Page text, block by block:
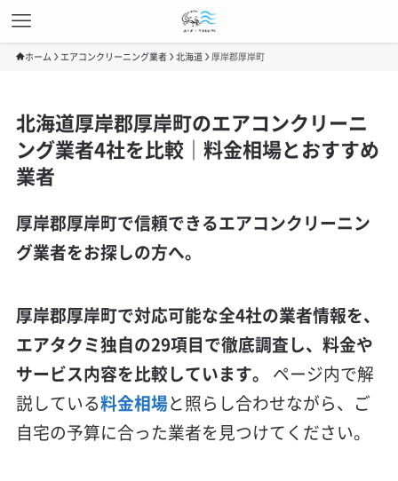
ホーム エアコンクリーニング業者 北海道 厚岸郡厚岸町
北海道厚岸郡厚岸町のエアコンクリーニ
ング業者4社を比較｜料金相場とおすすめ
業者
厚岸郡厚岸町で信頼できるエアコンクリーニン
グ業者をお探しの方へ。
厚岸郡厚岸町で対応可能な全4社の業者情報を、
エアタクミ独自の29項目で徹底調査し、料金や
サービス内容を比較しています。
ページ内で解
説している料金相場と照らし合わせながら、ご
自宅の予算に合った業者を見つけてください。